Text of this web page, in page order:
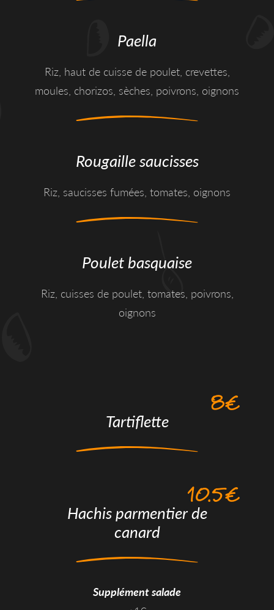
Paella
Riz, haut de cuisse de poulet, crevettes,
moules, chorizos, sèches, poivrons, oignons
Rougaille saucisses
Riz, saucisses fumées, tomates, oignons
Poulet basquaise
Riz, cuisses de poulet, tomates, poivrons,
oignons
8€
Tartiflette
10.5€
Hachis parmentier de
canard
Supplément salade